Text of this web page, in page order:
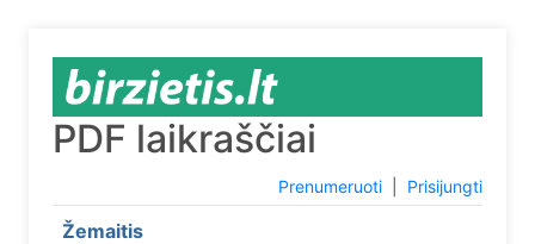
PDF laikraščiai
Prenumeruoti Prisijungti
Žemaitis